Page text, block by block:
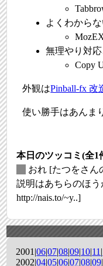
よくわから
無理やり対
Copy
外観はPinball-fx 改
使い勝手はあんま
本日のツッコミ(全1
おれ [たつをさん
説明はあちらのほう
http://nais.to/~y..]
2001|06|07|08|09|10|11 |
2002|04|05|06|07|08|09|